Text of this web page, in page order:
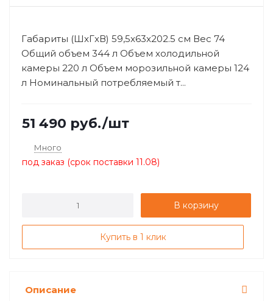
Габариты (ШxГxВ) 59,5x63x202.5 см Вес 74
Общий объем 344 л Объем холодильной
камеры 220 л Объем морозильной камеры 124
л Номинальный потребляемый т...
51 490 руб./шт
Много
под заказ (срок поставки 11.08)
В корзину
Купить в 1 клик
Описание